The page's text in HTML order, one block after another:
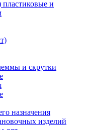
и
и скрутки
назначения
изделий